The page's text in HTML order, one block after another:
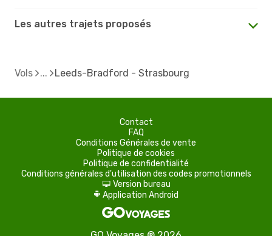
Les autres trajets proposés
Vols Leeds-Bradford - Strasbourg
Contact
FAQ
Conditions Générales de vente
Politique de cookies
Politique de confidentialité
Conditions générales d'utilisation des codes promotionnels
d Version bureau
A Application Android